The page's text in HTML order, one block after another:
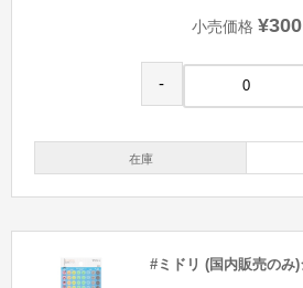
小売価格 ¥300
-
在庫
#ミドリ (国内販売のみ